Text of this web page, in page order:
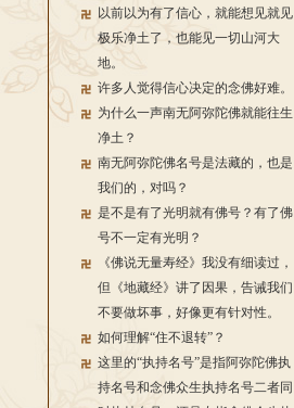
以前以为有了信心，就能想见就见
极乐净土了，也能见一切山河大
地。
许多人觉得信心决定的念佛好难。
为什么一声南无阿弥陀佛就能往生
净土？
南无阿弥陀佛名号是法藏的，也是
我们的，对吗？
是不是有了光明就有佛号？有了佛
号不一定有光明？
《佛说无量寿经》我没有细读过，
但《地藏经》讲了因果，告诫我们
不要做坏事，好像更有针对性。
如何理解“住不退转”？
这里的“执持名号”是指阿弥陀佛执
持名号和念佛众生执持名号二者同